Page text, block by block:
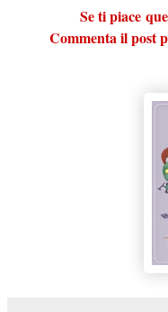
Se ti piace
Commenta il post